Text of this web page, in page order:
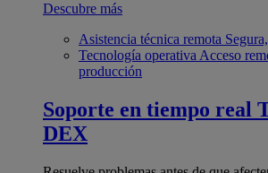
Descubre más
Asistencia técnica remota
Tecnología operativa Acceso
producción
Soporte en tiempo real
DEX